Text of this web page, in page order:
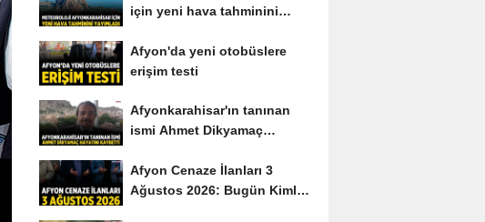
için yeni hava tahminini
Afyon'da yeni otobüslere
erişim testi
Afyonkarahisar'ın tanınan
ismi Ahmet Dikyamaç
Afyon Cenaze İlanları 3
Ağustos 2026: Bugün Kimler